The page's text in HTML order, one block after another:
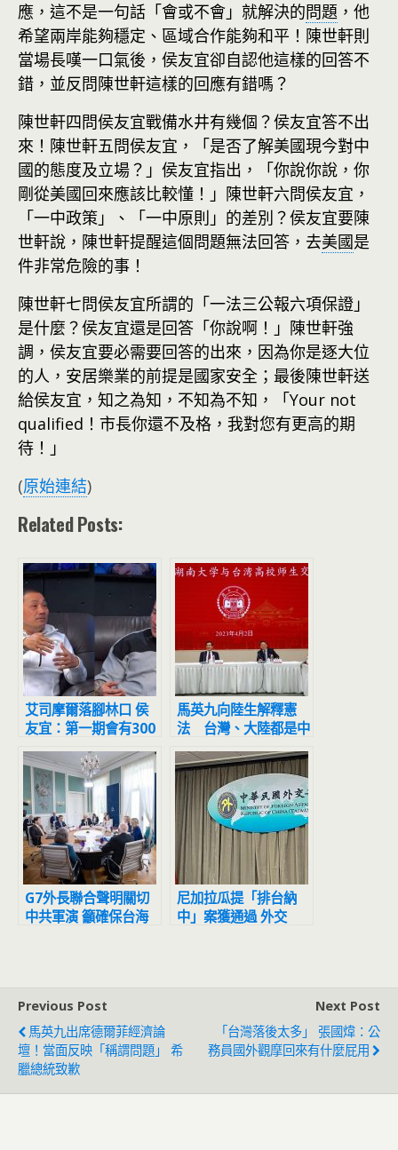
應，這不是一句話「會或不會」就解決的問題 ，他
希望兩岸能夠穩定、區域合作能夠和平！陳世軒則
當場長嘆一口氣後，侯友宜卻自認他這樣的回答不
錯，並反問陳世軒這樣的回應有錯嗎？
陳世軒四問侯友宜戰備水井有幾個？侯友宜答不出
來！陳世軒五問侯友宜，「是否了解美國現今對中
國的態度及立場？」侯友宜指出，「你說你說，你
剛從美國回來應該比較懂！」陳世軒六問侯友宜，
「一中政策」、「一中原則」的差別？侯友宜要陳
世軒說，陳世軒提醒這個問題無法回答，去美國是
件非常危險的事！
陳世軒七問侯友宜所謂的「一法三公報六項保證」
是什麼？侯友宜還是回答「你說啊！」陳世軒強
調，侯友宜要必需要回答的出來，因為你是逐大位
的人，安居樂業的前提是國家安全；最後陳世軒送
給侯友宜，知之為知，不知為不知，「Your not
qualified！市長你還不及格，我對您有更高的期
待！」
(原始連結)
Related Posts:
艾司摩爾落腳林口 侯
友宜：第一期會有300
億投資、進駐2000名
員工
馬英九向陸生解釋憲
法 台灣、大陸都是中
華民國「同屬一個中
國」
G7外長聯合聲明關切
中共軍演 籲確保台海
尼加拉瓜提「排台納
中」案獲通過 外交
Previous Post
馬英九出席德爾菲經濟論
壇！當面反映「稱謂問題」 希
臘總統致歉
Next Post
「台灣落後太多」 張國煒：公
務員國外觀摩回來有什麼屁用